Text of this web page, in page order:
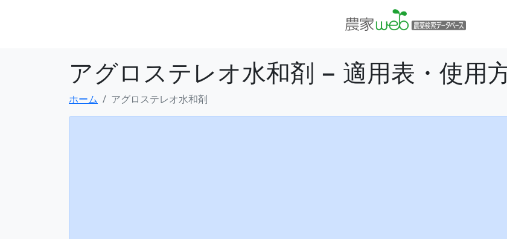
アグロステレオ水和剤 − 適用表・使用
ホーム アグロステレオ水和剤